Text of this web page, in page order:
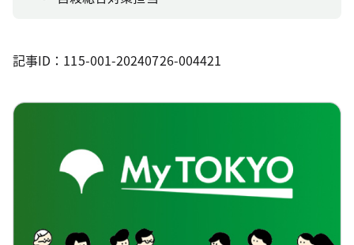
記事ID：115-001-20240726-004421